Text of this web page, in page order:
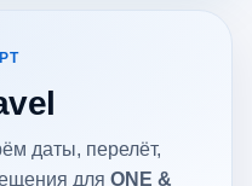
даты, перелёт,
для ONE &